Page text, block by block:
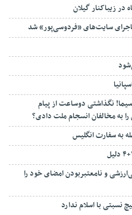
در زیباکنار گیلان
سایت‌های «فردوسی‌پور» شد
نگذاشتی دوساعت از پیام
به مخالفان انسجام ملت دادی؟
به سفارت انگلیس
و نامعتبربودن امضای خود را
نسبتی با اسلام ندارد